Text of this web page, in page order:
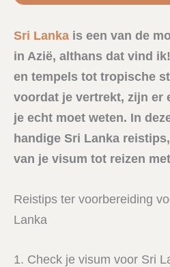
Sri Lanka is een van de
in Azië, althans dat vind
en tempels tot tropische
voordat je vertrekt, zijn er
je echt moet weten. In
handige Sri Lanka
van je visum tot reizen
Reistips ter voorbereiding
Lanka
1. Check je visum voor Sri